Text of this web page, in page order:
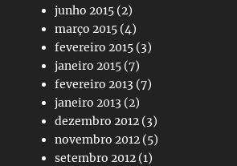
junho 2015 (2)
março 2015 (4)
fevereiro 2015 (3)
janeiro 2015 (7)
fevereiro 2013 (7)
janeiro 2013 (2)
dezembro 2012 (3)
novembro 2012 (5)
setembro 2012 (1)